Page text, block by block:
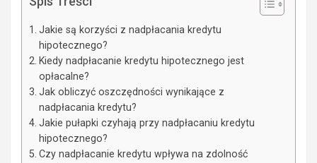
Jakie są korzyści z nadpłacania kredytu
hipotecznego?
Kiedy nadpłacanie kredytu hipotecznego jest
opłacalne?
Jak obliczyć oszczędności wynikające z
nadpłacania kredytu?
Jakie pułapki czyhają przy nadpłacaniu kredytu
hipotecznego?
Czy nadpłacanie kredytu wpływa na zdolność